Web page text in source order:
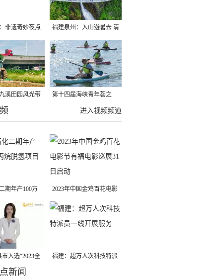
非遗奇妙夜点 福建泉州：入山避暑去 清
凉好惬意
溪田园风光带
来成熟收割季
第十四届海峡青年荟之
2026榕台青年大学生水上
进入视频频道
期年产100万
项目建成中交
2023年中国金鸡百花电影
节有福电影巡展31日启动
入选“2023全
潜力百强县”
福建：超万人次科技特派
新闻